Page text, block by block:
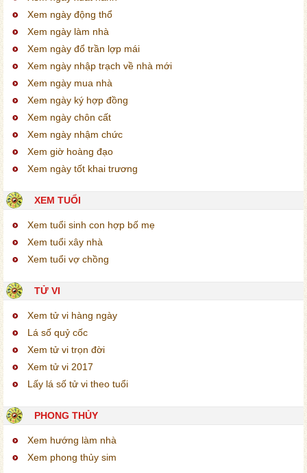
Xem ngày động thổ
Xem ngày làm nhà
Xem ngày đổ trần lợp mái
Xem ngày nhập trạch về nhà mới
Xem ngày mua nhà
Xem ngày ký hợp đồng
Xem ngày chôn cất
Xem ngày nhậm chức
Xem giờ hoàng đạo
Xem ngày tốt khai trương
XEM TUỔI
Xem tuổi sinh con hợp bố mẹ
Xem tuổi xây nhà
Xem tuổi vợ chồng
TỬ VI
Xem tử vi hàng ngày
Lá số quỷ cốc
Xem tử vi trọn đời
Xem tử vi 2017
Lấy lá số tử vi theo tuổi
PHONG THỦY
Xem hướng làm nhà
Xem phong thủy sim